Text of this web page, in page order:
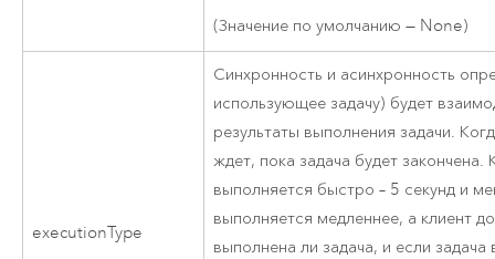
(Значение по умолчанию — None)
executionType
Синхронность и асинхронность
использующее задачу) будет
результаты выполнения задачи.
ждет, пока задача будет
выполняется быстро – 5 секунд и
выполняется медленнее, а клиент
выполнена ли задача, и если